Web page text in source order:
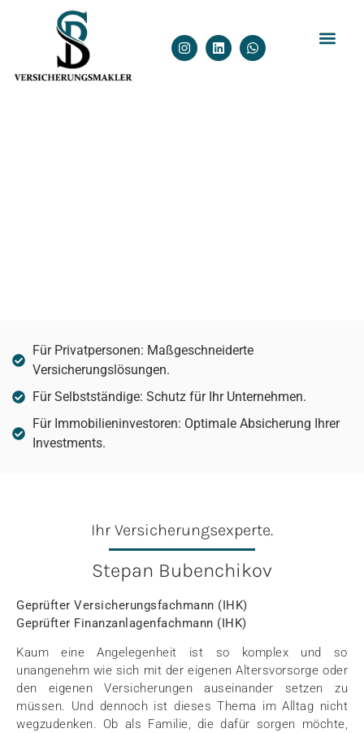
Für Privatpersonen: Maßgeschneiderte
Versicherungslösungen.
Für Selbstständige: Schutz für Ihr Unternehmen.
Für Immobilieninvestoren: Optimale Absicherung Ihrer
Investments.
Ihr Versicherungsexperte.
Stepan Bubenchikov
Geprüfter Versicherungsfachmann (IHK)
Geprüfter Finanzanlagenfachmann (IHK)
Kaum eine Angelegenheit ist so komplex und so
unangenehm wie sich mit der eigenen Altersvorsorge oder
den eigenen Versicherungen auseinander setzen zu
müssen. Und dennoch ist dieses Thema im Alltag nicht
wegzudenken. Ob als Familie, die dafür sorgen möchte,